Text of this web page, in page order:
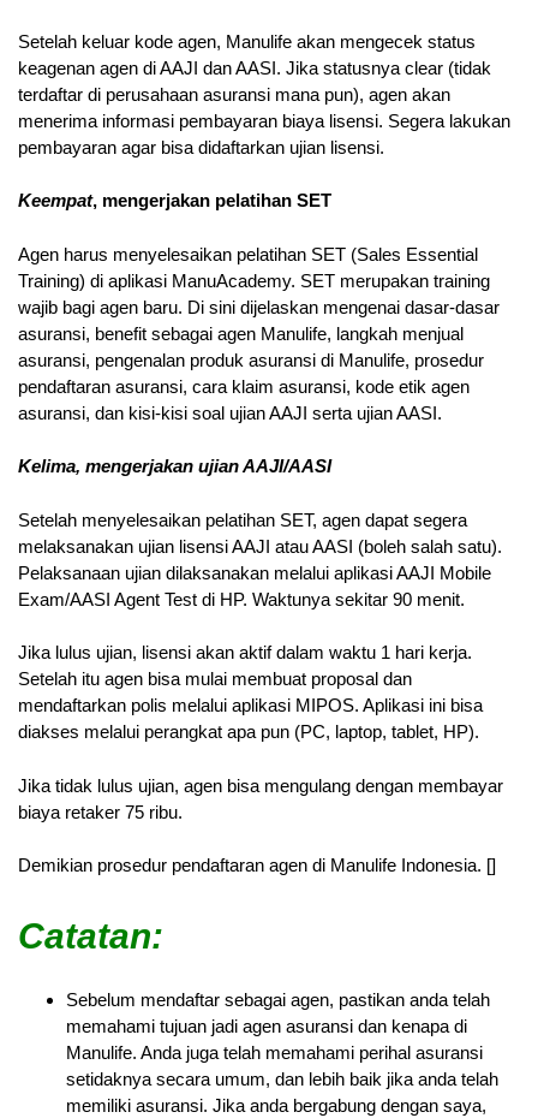
Setelah keluar kode agen, Manulife akan mengecek status
keagenan agen di AAJI dan AASI. Jika statusnya clear (tidak
terdaftar di perusahaan asuransi mana pun), agen akan
menerima informasi pembayaran biaya lisensi. Segera lakukan
pembayaran agar bisa didaftarkan ujian lisensi.
Keempat, mengerjakan pelatihan SET
Agen harus menyelesaikan pelatihan SET (Sales Essential
Training) di aplikasi ManuAcademy. SET merupakan training
wajib bagi agen baru. Di sini dijelaskan mengenai dasar-dasar
asuransi, benefit sebagai agen Manulife, langkah menjual
asuransi, pengenalan produk asuransi di Manulife, prosedur
pendaftaran asuransi, cara klaim asuransi, kode etik agen
asuransi, dan kisi-kisi soal ujian AAJI serta ujian AASI.
Kelima, mengerjakan ujian AAJI/AASI
Setelah menyelesaikan pelatihan SET, agen dapat segera
melaksanakan ujian lisensi AAJI atau AASI (boleh salah satu).
Pelaksanaan ujian dilaksanakan melalui aplikasi AAJI Mobile
Exam/AASI Agent Test di HP. Waktunya sekitar 90 menit.
Jika lulus ujian, lisensi akan aktif dalam waktu 1 hari kerja.
Setelah itu agen bisa mulai membuat proposal dan
mendaftarkan polis melalui aplikasi MIPOS. Aplikasi ini bisa
diakses melalui perangkat apa pun (PC, laptop, tablet, HP).
Jika tidak lulus ujian, agen bisa mengulang dengan membayar
biaya retaker 75 ribu.
Demikian prosedur pendaftaran agen di Manulife Indonesia. []
Catatan:
Sebelum mendaftar sebagai agen, pastikan anda telah
memahami tujuan jadi agen asuransi dan kenapa di
Manulife. Anda juga telah memahami perihal asuransi
setidaknya secara umum, dan lebih baik jika anda telah
memiliki asuransi. Jika anda bergabung dengan saya,